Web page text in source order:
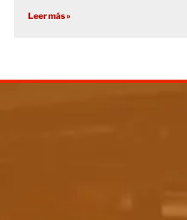
Leer más »